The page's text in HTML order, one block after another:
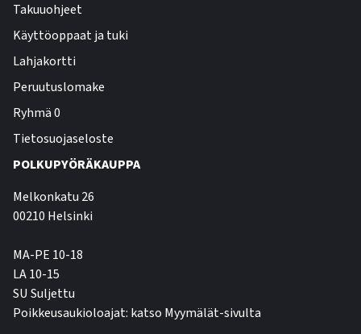
Takuuohjeet
Käyttöoppaat ja tuki
Lahjakortti
Peruutuslomake
Ryhmä 0
Tietosuojaseloste
POLKUPYÖRÄKAUPPA
Melkonkatu 26
00210 Helsinki
MA-PE 10-18
LA 10-15
SU Suljettu
Poikkeusaukioloajat: katso Myymälät-sivulta